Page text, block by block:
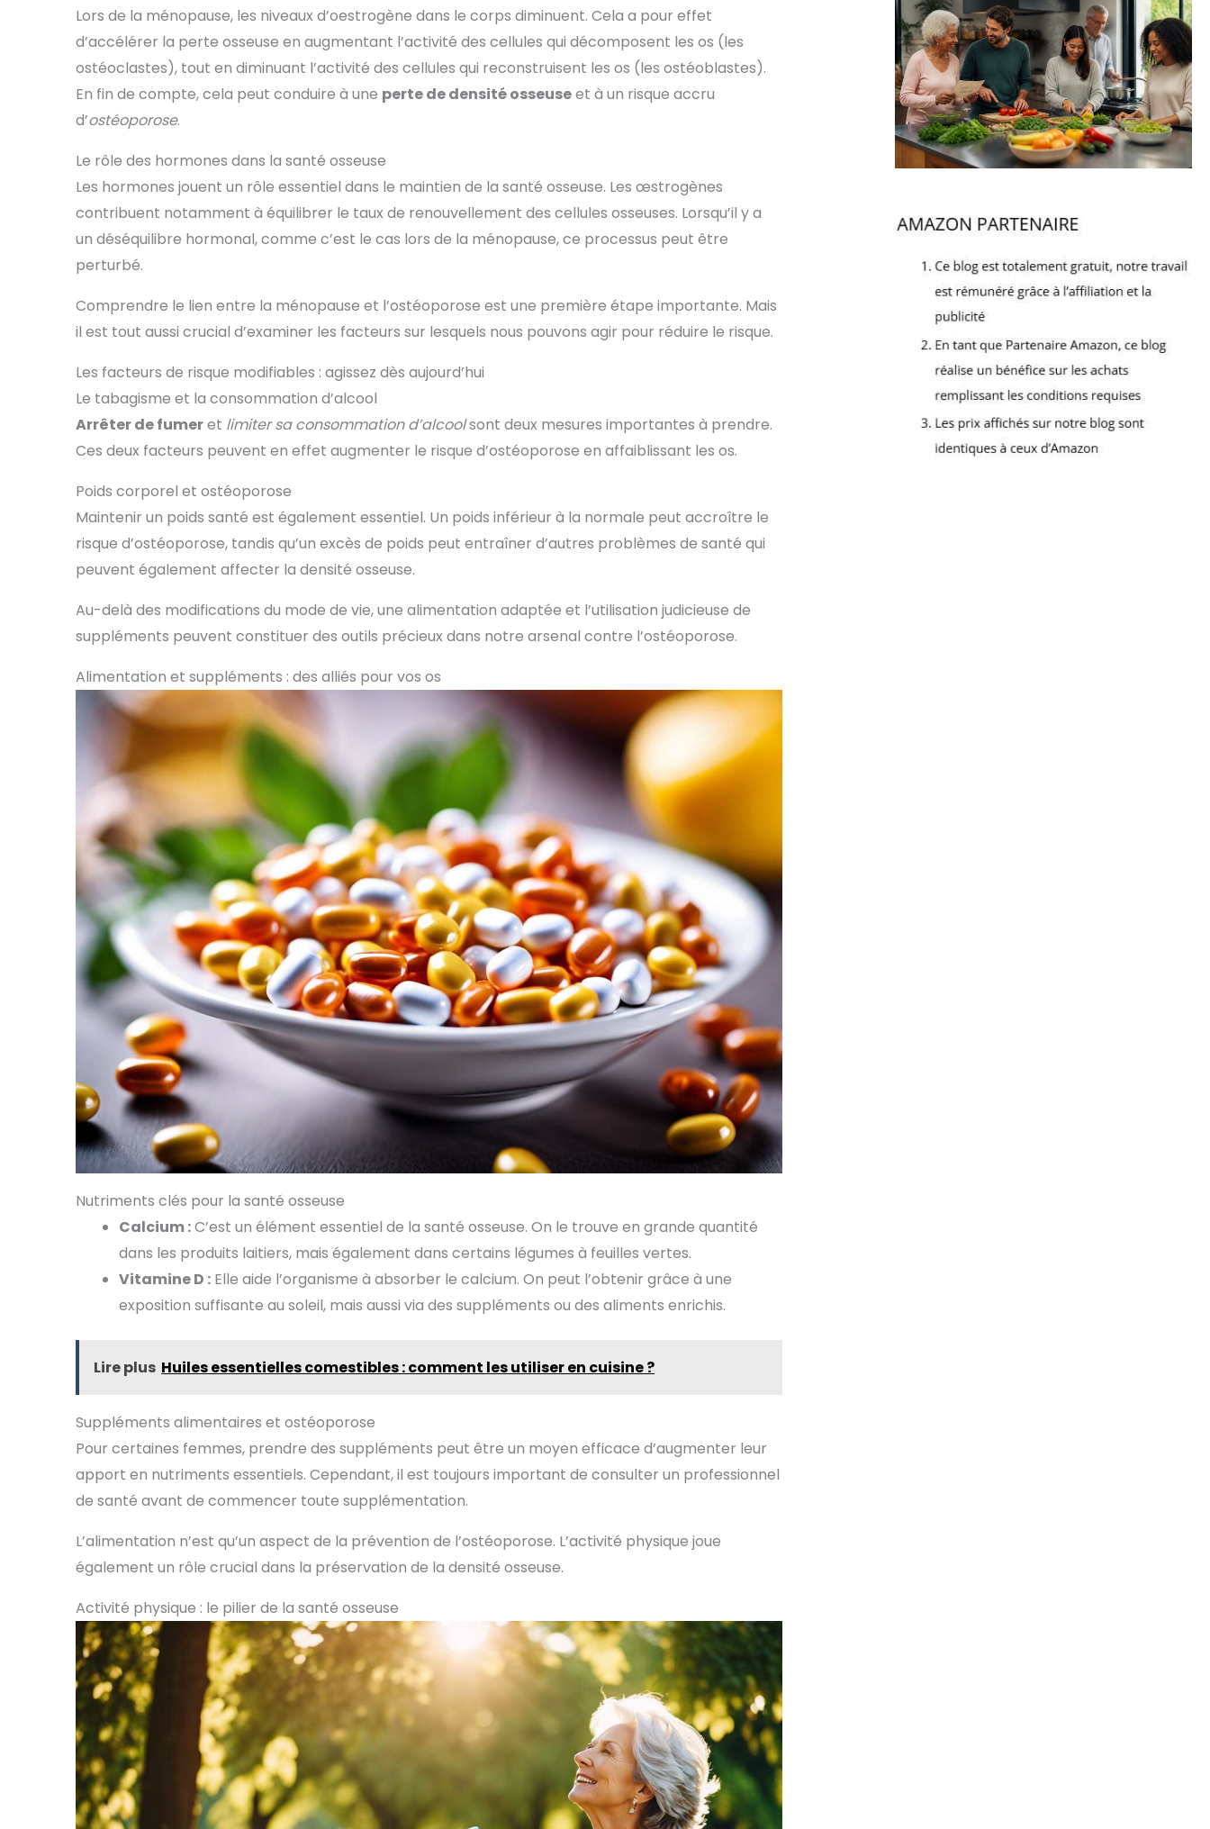
Lors de la ménopause, les niveaux d’oestrogène dans le corps diminuent. Cela a pour effet
d’accélérer la perte osseuse en augmentant l’activité des cellules qui décomposent les os (les
ostéoclastes), tout en diminuant l’activité des cellules qui reconstruisent les os (les ostéoblastes).
En fin de compte, cela peut conduire à une perte de densité osseuseet à un risque accru
d’ostéoporose.
Le rôle des hormones dans la santé osseuse
Les hormones jouent un rôle essentiel dans le maintien de la santé osseuse. Les œstrogènes
contribuent notamment à équilibrer le taux de renouvellement des cellules osseuses. Lorsqu’il y a
un déséquilibre hormonal, comme c’est le cas lors de la ménopause, ce processus peut être
perturbé.
Comprendre le lien entre la ménopause et l’ostéoporose est une première étape importante. Mais
il est tout aussi crucial d’examiner les facteurs sur lesquels nous pouvons agir pour réduire le risque.
Les facteurs de risque modifiables : agissez dès aujourd’hui
Le tabagisme et la consommation d’alcool
Arrêter de fumeret limiter sa consommation d’alcoolsont deux mesures importantes à prendre.
Ces deux facteurs peuvent en effet augmenter le risque d’ostéoporose en affaiblissant les os.
Poids corporel et ostéoporose
Maintenir un poids santé est également essentiel. Un poids inférieur à la normale peut accroître le
risque d’ostéoporose, tandis qu’un excès de poids peut entraîner d’autres problèmes de santé qui
peuvent également affecter la densité osseuse.
Au-delà des modifications du mode de vie, une alimentation adaptée et l’utilisation judicieuse de
suppléments peuvent constituer des outils précieux dans notre arsenal contre l’ostéoporose.
Alimentation et suppléments : des alliés pour vos os
Nutriments clés pour la santé osseuse
Calcium :C’est un élément essentiel de la santé osseuse. On le trouve en grande quantité
dans les produits laitiers, mais également dans certains légumes à feuilles vertes.
Vitamine D : Elle aide l’organisme à absorber le calcium. On peut l’obtenir grâce à une
exposition suffisante au soleil, mais aussi via des suppléments ou des aliments enrichis.
Lire plus Huiles essentielles comestibles : comment les utiliser en cuisine ?
Suppléments alimentaires et ostéoporose
Pour certaines femmes, prendre des suppléments peut être un moyen efficace d’augmenter leur
apport en nutriments essentiels. Cependant, il est toujours important de consulter un professionnel
de santé avant de commencer toute supplémentation.
L’alimentation n’est qu’un aspect de la prévention de l’ostéoporose. L’activité physique joue
également un rôle crucial dans la préservation de la densité osseuse.
Activité physique : le pilier de la santé osseuse